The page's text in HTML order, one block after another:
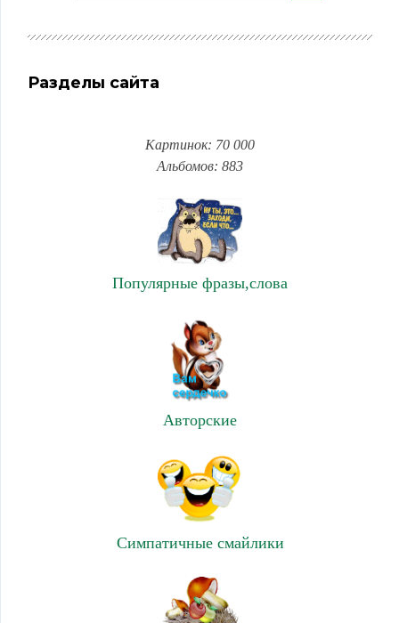
Разделы сайта
Картинок: 70 000
Альбомов: 883
Популярные фразы,слова
Авторские
Симпатичные смайлики